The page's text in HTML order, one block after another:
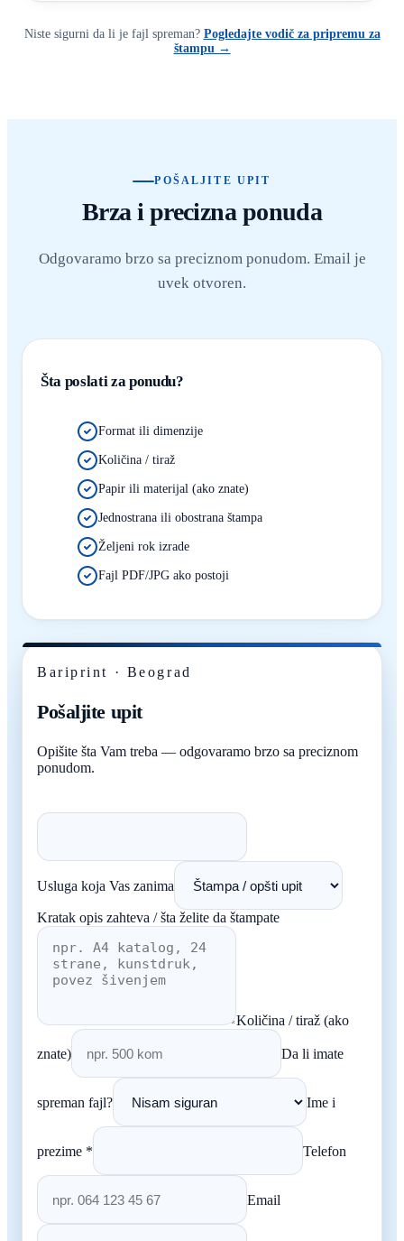
Niste sigurni da li je fajl spreman? Pogledajte vodič za pripremu za
štampu →
POŠALJITE UPIT
Brza i precizna ponuda
Odgovaramo brzo sa preciznom ponudom. Email je
uvek otvoren.
Šta poslati za ponudu?
Format ili dimenzije
Količina / tiraž
Papir ili materijal (ako znate)
Jednostrana ili obostrana štampa
Željeni rok izrade
Fajl PDF/JPG ako postoji
Bariprint · Beograd
Pošaljite upit
Opišite šta Vam treba — odgovaramo brzo sa preciznom
ponudom.
Usluga koja Vas zanima
Kratak opis zahteva / šta želite da štampate
Količina / tiraž (ako
znate) Da li imate
spreman fajl? Ime i
prezime * Telefon
Email